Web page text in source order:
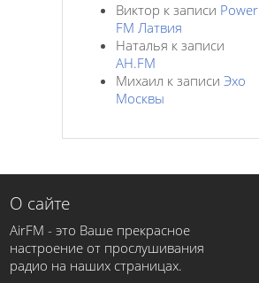
Виктор к записи Power
FM Латвия
Наталья к записи
AH.FM
Михаил к записи Эхо
Москвы
О сайте
AirFM - это Ваше прекрасное
настроение от прослушивания
радио на наших страницах.